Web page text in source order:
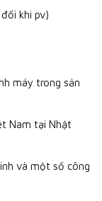
khi pv)
máy trong sản
Nam tại Nhật
và một số công